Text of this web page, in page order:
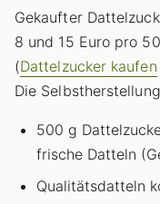
Gekaufter
8 und 15 Euro pro
(Dattelzucker kaufen
Die
500 g
frische Datteln
Qualitätsdatteln